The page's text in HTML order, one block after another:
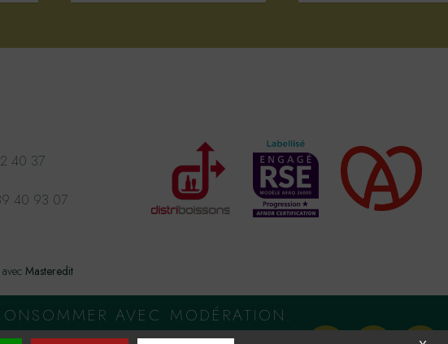
40 37
40 93 07
avec Masteredit
AVEC MODÉRATION.